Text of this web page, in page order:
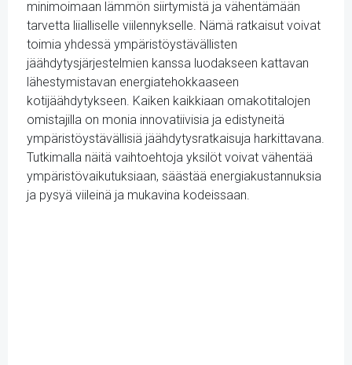
minimoimaan lämmön siirtymistä ja vähentämään
tarvetta liialliselle viilennykselle. Nämä ratkaisut voivat
toimia yhdessä ympäristöystävällisten
jäähdytysjärjestelmien kanssa luodakseen kattavan
lähestymistavan energiatehokkaaseen
kotijäähdytykseen. Kaiken kaikkiaan omakotitalojen
omistajilla on monia innovatiivisia ja edistyneitä
ympäristöystävällisiä jäähdytysratkaisuja harkittavana.
Tutkimalla näitä vaihtoehtoja yksilöt voivat vähentää
ympäristövaikutuksiaan, säästää energiakustannuksia
ja pysyä viileinä ja mukavina kodeissaan.